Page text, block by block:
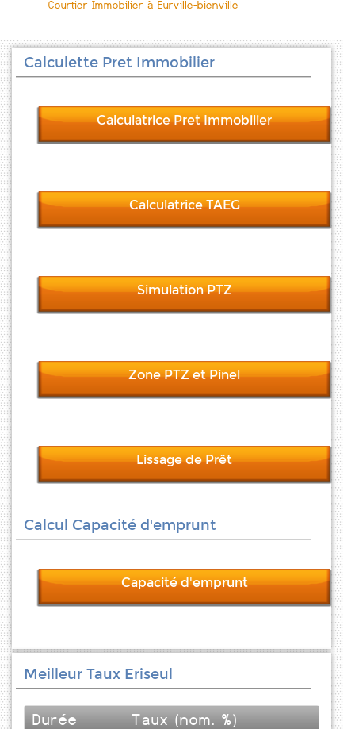
Courtier Immobilier à Eurville-bienville
Calculette Pret Immobilier
Calculatrice Pret Immobilier
Calculatrice TAEG
Simulation PTZ
Zone PTZ et Pinel
Lissage de Prêt
Calcul Capacité d'emprunt
Capacité d'emprunt
Meilleur Taux Eriseul
Durée
Taux (nom. %)